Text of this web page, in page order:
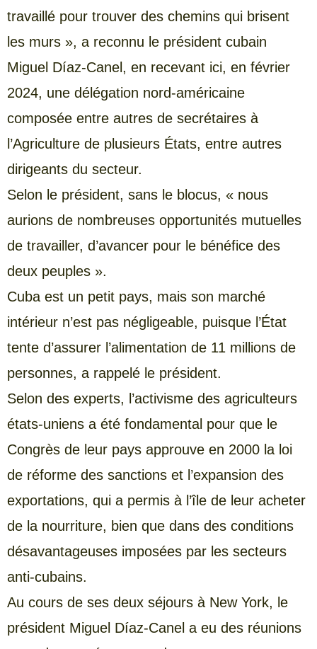
travaillé pour trouver des chemins qui brisent
les murs », a reconnu le président cubain
Miguel Díaz-Canel, en recevant ici, en février
2024, une délégation nord-américaine
composée entre autres de secrétaires à
l’Agriculture de plusieurs États, entre autres
dirigeants du secteur.
Selon le président, sans le blocus, « nous
aurions de nombreuses opportunités mutuelles
de travailler, d’avancer pour le bénéfice des
deux peuples ».
Cuba est un petit pays, mais son marché
intérieur n’est pas négligeable, puisque l’État
tente d’assurer l’alimentation de 11 millions de
personnes, a rappelé le président.
Selon des experts, l’activisme des agriculteurs
états-uniens a été fondamental pour que le
Congrès de leur pays approuve en 2000 la loi
de réforme des sanctions et l’expansion des
exportations, qui a permis à l’île de leur acheter
de la nourriture, bien que dans des conditions
désavantageuses imposées par les secteurs
anti-cubains.
Au cours de ses deux séjours à New York, le
président Miguel Díaz-Canel a eu des réunions